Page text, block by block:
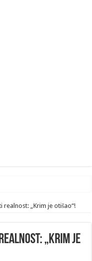
realnost: „Krim je otišao“!
„Krim je